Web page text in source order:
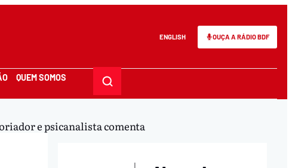
ENGLISH OUÇA A RÁDIO BDF
QUEM SOMOS
e psicanalista comenta